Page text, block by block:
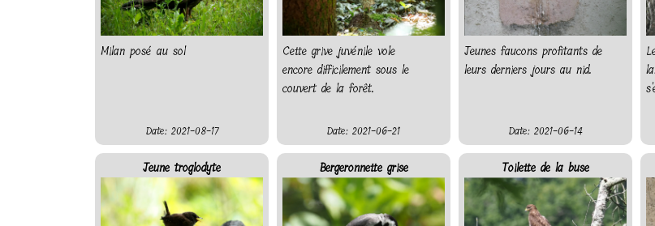
Milan posé au sol
Date: 2021-08-17
Cette grive juvénile vole
encore difficilement sous le
couvert de la forêt.
Date: 2021-06-21
Jeunes faucons profitants de
leurs derniers jours au nid.
Date: 2021-06-14
Jeune troglodyte Bergeronnette grise Toilette de la buse